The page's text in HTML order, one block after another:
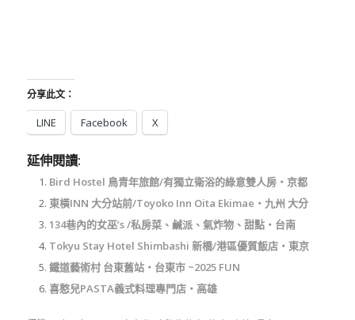
分享此文：
LINE Facebook X
延伸閱讀:
Bird Hostel 鳥青年旅館/有獨立衛浴的綠意雙人房‧京都
東橫INN 大分站前/Toyoko Inn Oita Ekimae‧九州 大分
134巷內的女巫’s /私房菜、鹹派、氣炸物、甜點‧台南
Tokyu Stay Hotel Shimbashi 新橋/港區優質飯店‧東京
鐵道藝術村 台東舊站‧台東市 ~2025 FUN
喜憨兒PASTA義式料理專門店‧高雄